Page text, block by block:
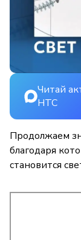
Читай
НТС
Продолжаем
благодаря
становится